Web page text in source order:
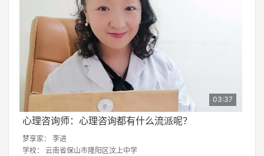
03:37
心理咨询师：心理咨询都有什么流派呢？
梦享家： 李进
学校： 云南省保山市隆阳区汶上中学